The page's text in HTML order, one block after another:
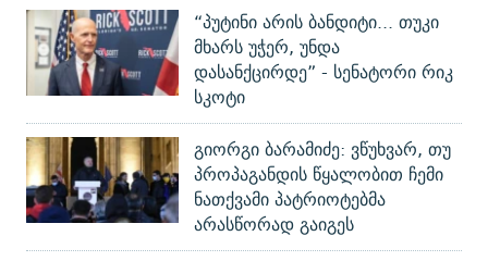
“პუტინი არის ბანდიტი... თუკი
მხარს უჭერ, უნდა
დასანქცირდე” - სენატორი რიკ
სკოტი
გიორგი ბარამიძე: ვწუხვარ, თუ
პროპაგანდის წყალობით ჩემი
ნათქვამი პატრიოტებმა
არასწორად გაიგეს